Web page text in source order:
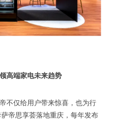
高端家电未来趋势
不仅给用户带来惊喜，也为行
帝思享荟落地重庆，每年发布